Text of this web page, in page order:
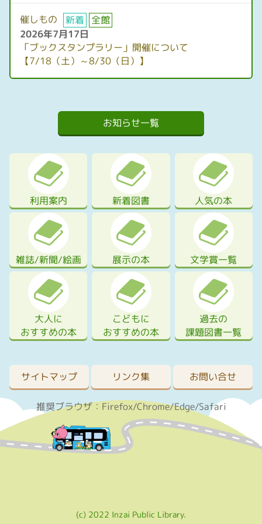
催しもの 新着 全館
2026年7月17日
「ブックスタンプラリー」開催について
【7/18（土）～8/30（日）】
お知らせ一覧
利用案内 新着図書 人気の本
雑誌/新聞/絵画 展示の本 文学賞一覧
大人に
おすすめの本
こどもに
おすすめの本
過去の
課題図書一覧
サイトマップ リンク集 お問い合せ
推奨ブラウザ：Firefox/Chrome/Edge/Safari
(c) 2022 Inzai Public Library.